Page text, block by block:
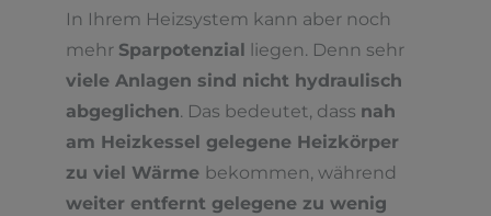
In Ihrem Heizsystem kann aber noch
mehr Sparpotenzial
liegen. Denn sehr
viele Anlagen sind nicht hydraulisch
abgeglichen. Das bedeutet, dass nah
am Heizkessel gelegene Heizkörper
zu viel Wärme bekommen, während
weiter entfernt gelegene zu wenig